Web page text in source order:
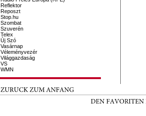
Reflektor
Reposzt
Stop.hu
Szombat
Szuverén
Telex
Új Szó
Vasárnap
Véleményvezér
Világgazdaság
VS
WMN
ZURÜCK ZUM ANFANG
DEN FAVORITEN